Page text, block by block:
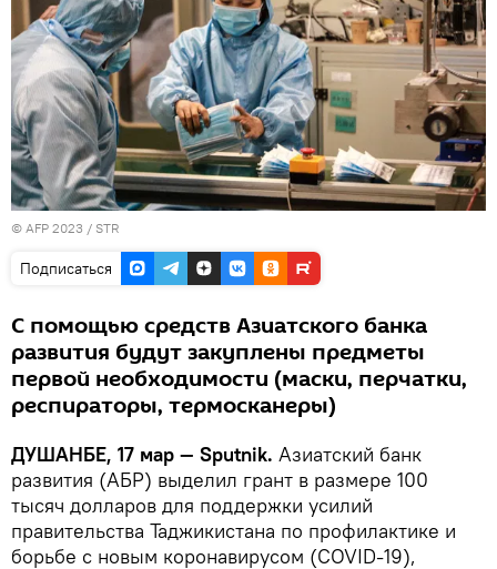
© AFP 2023 / STR
Подписаться
С помощью средств Азиатского банка
развития будут закуплены предметы
первой необходимости (маски, перчатки,
респираторы, термосканеры)
ДУШАНБЕ, 17 мар — Sputnik. Азиатский банк
развития (АБР) выделил грант в размере 100
тысяч долларов для поддержки усилий
правительства Таджикистана по профилактике и
борьбе с новым коронавирусом (COVID-19),